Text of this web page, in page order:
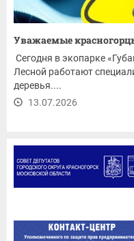
Уважаемые
Сегодня в экопарке
Лесной работают
деревья....
13.07.2026